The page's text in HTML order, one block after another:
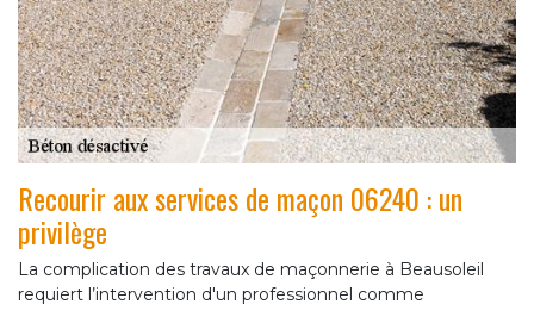
Recourir aux services de maçon 06240 : un
privilège
La complication des travaux de maçonnerie à Beausoleil
requiert l’intervention d'un professionnel comme